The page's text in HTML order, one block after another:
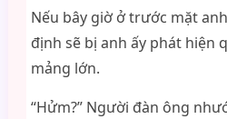
Nếu bây giờ ở trước mặt
định sẽ bị anh ấy phát hiện
mảng lớn.
“Hửm?” Người đàn ông